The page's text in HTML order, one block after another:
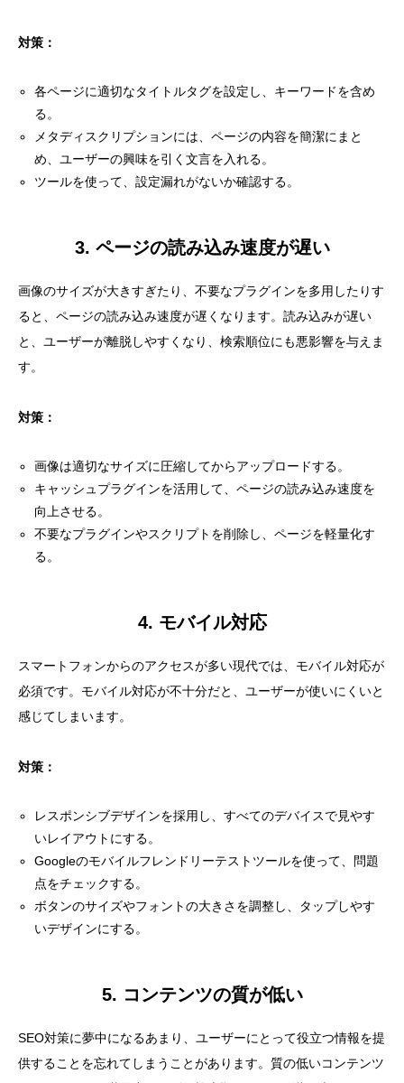
対策：
各ページに適切なタイトルタグを設定し、キーワードを含め
る。
メタディスクリプションには、ページの内容を簡潔にまと
め、ユーザーの興味を引く文言を入れる。
ツールを使って、設定漏れがないか確認する。
3. ページの読み込み速度が遅い
画像のサイズが大きすぎたり、不要なプラグインを多用したりす
ると、ページの読み込み速度が遅くなります。読み込みが遅い
と、ユーザーが離脱しやすくなり、検索順位にも悪影響を与えま
す。
対策：
画像は適切なサイズに圧縮してからアップロードする。
キャッシュプラグインを活用して、ページの読み込み速度を
向上させる。
不要なプラグインやスクリプトを削除し、ページを軽量化す
る。
4. モバイル対応
スマートフォンからのアクセスが多い現代では、モバイル対応が
必須です。モバイル対応が不十分だと、ユーザーが使いにくいと
感じてしまいます。
対策：
レスポンシブデザインを採用し、すべてのデバイスで見やす
いレイアウトにする。
Googleのモバイルフレンドリーテストツールを使って、問題
点をチェックする。
ボタンのサイズやフォントの大きさを調整し、タップしやす
いデザインにする。
5. コンテンツの質が低い
SEO対策に夢中になるあまり、ユーザーにとって役立つ情報を提
供することを忘れてしまうことがあります。質の低いコンテンツ